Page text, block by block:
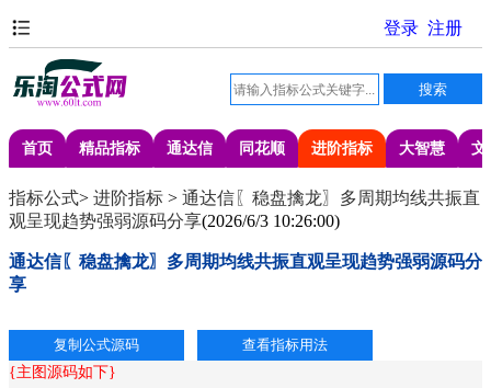
首页 精品指标 通达信 同花顺 进阶指标 大智慧 文
指标公式> 进阶指标 > 通达信〖稳盘擒龙〗多周期均线共振直
观呈现趋势强弱源码分享(2026/6/3 10:26:00)
通达信〖稳盘擒龙〗多周期均线共振直观呈现趋势强弱源码分
享
{主图源码如下}